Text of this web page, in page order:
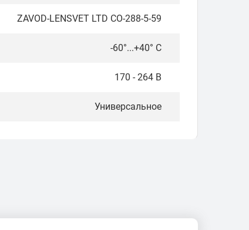
ZAVOD-LENSVET LTD СО-288-5-59
-60°...+40° C
170 - 264 В
Универсальное